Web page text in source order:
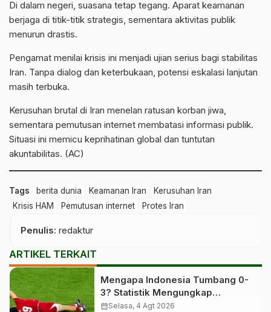
Di dalam negeri, suasana tetap tegang. Aparat keamanan
berjaga di titik-titik strategis, sementara aktivitas publik
menurun drastis.
Pengamat menilai krisis ini menjadi ujian serius bagi stabilitas
Iran. Tanpa dialog dan keterbukaan, potensi eskalasi lanjutan
masih terbuka.
Kerusuhan brutal di Iran menelan ratusan korban jiwa,
sementara pemutusan internet membatasi informasi publik.
Situasi ini memicu keprihatinan global dan tuntutan
akuntabilitas. (AC)
Tags berita dunia Keamanan Iran
Kerusuhan Iran
Krisis HAM
Pemutusan internet Protes Iran
Penulis: redaktur
ARTIKEL TERKAIT
Mengapa Indonesia Tumbang 0-
3? Statistik Mengungkap
Faktanya
calendar_monthSelasa, 4 Agt 2026